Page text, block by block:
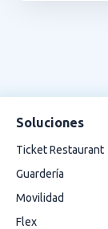
Soluciones
Ticket Restaurant
Guardería
Movilidad
Flex